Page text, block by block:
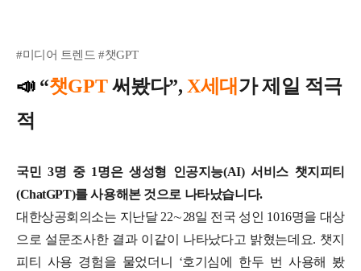
#미디어 트렌드 #챗GPT
📣 “챗GPT써봤다”, X세대 가 제일 적극
적
국민 3명 중 1명은 생성형 인공지능(AI) 서비스 챗지피티
(ChatGPT)를 사용해본 것으로 나타났습니다.
대한상공회의소는 지난달 22∼28일 전국 성인 1016명을 대상
으로 설문조사한 결과 이같이 나타났다고 밝혔는데요. 챗지
피티 사용 경험을 물었더니 ‘호기심에 한두 번 사용해 봤